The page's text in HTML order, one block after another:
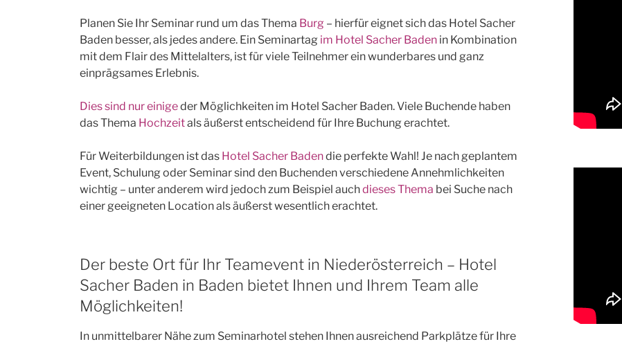
Planen Sie Ihr Seminar rund um das Thema Burg – hierfür eignet sich das Hotel Sacher
Baden besser, als jedes andere. Ein Seminartag im Hotel Sacher Baden in Kombination
mit dem Flair des Mittelalters, ist für viele Teilnehmer ein wunderbares und ganz
einprägsames Erlebnis.
Dies sind nur einigeder Möglichkeiten im Hotel Sacher Baden. Viele Buchende haben
das Thema Hochzeitals äußerst entscheidend für Ihre Buchung erachtet.
Für Weiterbildungen ist das Hotel Sacher Badendie perfekte Wahl! Je nach geplantem
Event, Schulung oder Seminar sind den Buchenden verschiedene Annehmlichkeiten
wichtig – unter anderem wird jedoch zum Beispiel auchdieses Thema bei Suche nach
einer geeigneten Location als äußerst wesentlich erachtet.
Der beste Ort für Ihr Teamevent in Niederösterreich – Hotel
Sacher Baden in Baden bietet Ihnen und Ihrem Team alle
Möglichkeiten!
In unmittelbarer Nähe zum Seminarhotel stehen Ihnen ausreichend Parkplätze für Ihre